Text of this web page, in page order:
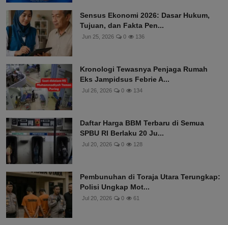
Sensus Ekonomi 2026: Dasar Hukum,
Tujuan, dan Fakta Pen...
Jun 25, 2026 0 136
Kronologi Tewasnya Penjaga Rumah
Eks Jampidsus Febrie A...
Jul 26, 2026 0 134
Daftar Harga BBM Terbaru di Semua
SPBU RI Berlaku 20 Ju...
Jul 20, 2026 0 128
Pembunuhan di Toraja Utara Terungkap:
Polisi Ungkap Mot...
Jul 20, 2026 0 61